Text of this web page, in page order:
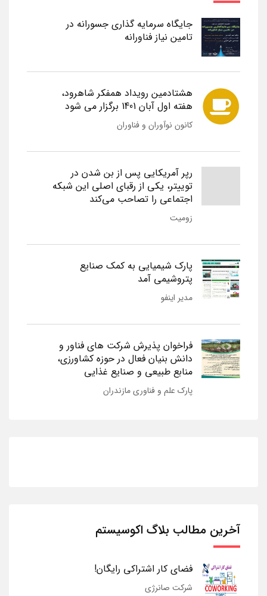
جایگاه سرمایه گذاری جسورانه در
تامین نیاز فناورانه
هشتادمین رویداد همفکر شاهرود،
هفته اول آبان 1401 برگزار می شود
کانون نوآوران و فناوران
رپر آمریکایی پس از بن شدن در
توییتر، یکی از رقبای اصلی این شبکه
اجتماعی را تصاحب می‌کند
زومیت
پارک شیمیایی به کمک صنایع
پتروشیمی آمد
مدیر اینفو
فراخوان پذیرش شرکت های فناور و
دانش بنیان فعال در حوزه کشاورزی،
منابع طبیعی و صنایع غذایی
پارک علم و فناوری مازندران
آخرین مطالب بلاگ اکوسیستم
فضای کار اشتراکی رایگان!
شرکت صانرژی